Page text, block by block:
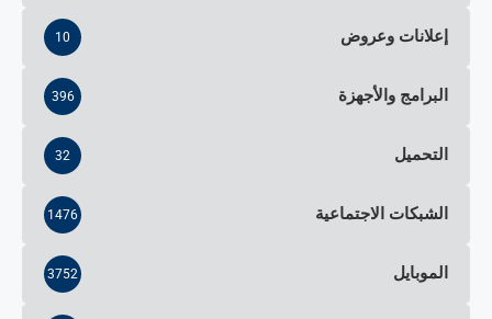
إعلانات وعروض 10
البرامج والأجهزة 396
التحميل 32
الشبكات الاجتماعية 1476
الموبايل 3752